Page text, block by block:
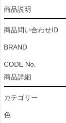
商品説明
商品問い合わせID
BRAND
CODE No.
商品詳細
カテゴリー
色